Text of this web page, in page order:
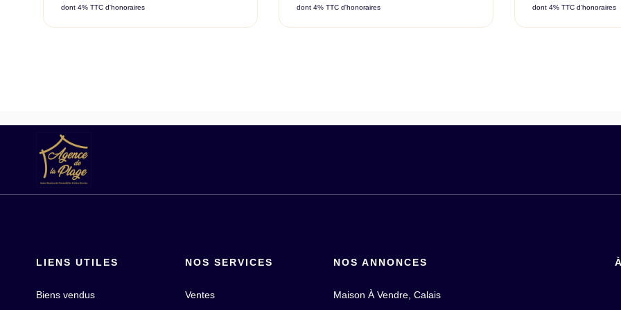
dont 4% TTC d'honoraires dont 4% TTC d'honoraires dont 4% TTC d'honoraires
LIENS UTILES
Biens vendus
NOS SERVICES
Ventes
NOS ANNONCES
Maison À Vendre, Calais